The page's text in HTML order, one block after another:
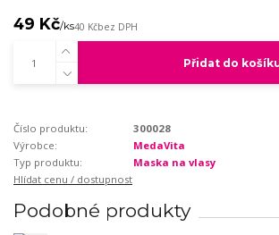
49 Kč/ks40 Kčbez DPH
Přidat do
Číslo produktu:
300028
Výrobce:
MedaVita
Typ produktu:
Maska na vlasy
Hlídat cenu / dostupnost
Podobné produkty